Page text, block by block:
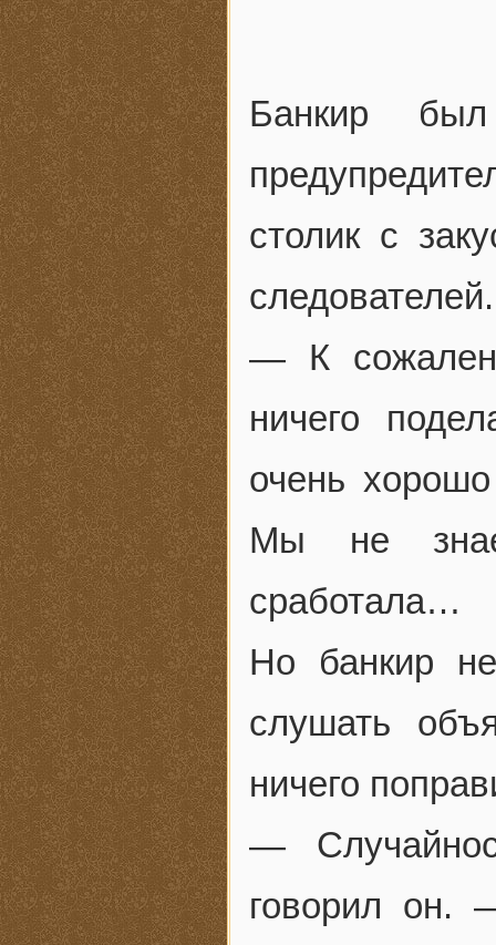
Банкир
столик с
— К
ничего
очень
Мы не
сработала…
Но банкир
слушать
ничего
—
говорил он.